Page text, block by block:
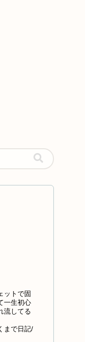
ットで固
一生初心
流してる
まで日記/